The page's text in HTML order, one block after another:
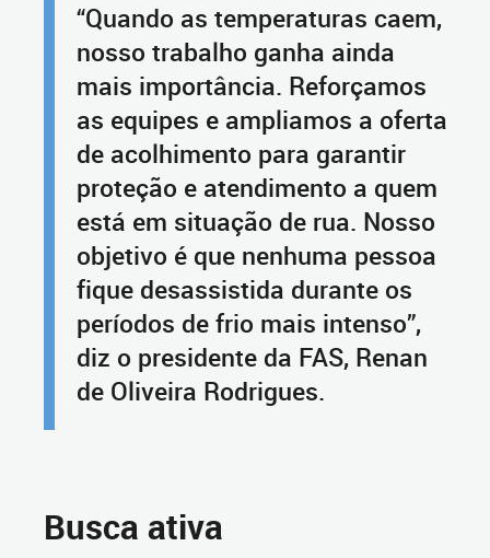
“Quando as temperaturas caem,
nosso trabalho ganha ainda
mais importância. Reforçamos
as equipes e ampliamos a oferta
de acolhimento para garantir
proteção e atendimento a quem
está em situação de rua. Nosso
objetivo é que nenhuma pessoa
fique desassistida durante os
períodos de frio mais intenso”,
diz o presidente da FAS, Renan
de Oliveira Rodrigues.
Busca ativa